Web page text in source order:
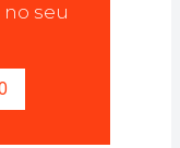
seu